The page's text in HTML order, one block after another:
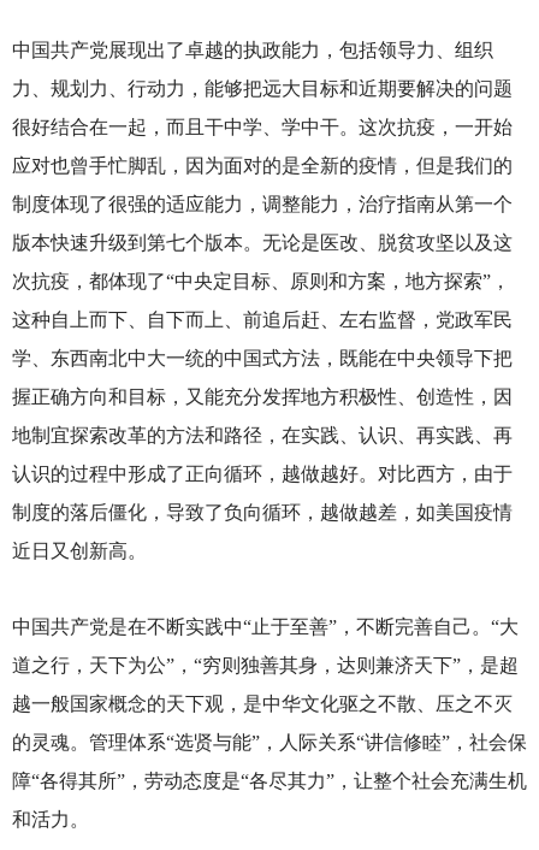
中国共产党展现出了卓越的执政能力，包括领导力、组织
力、规划力、行动力，能够把远大目标和近期要解决的问题
很好结合在一起，而且干中学、学中干。这次抗疫，一开始
应对也曾手忙脚乱，因为面对的是全新的疫情，但是我们的
制度体现了很强的适应能力，调整能力，治疗指南从第一个
版本快速升级到第七个版本。无论是医改、脱贫攻坚以及这
次抗疫，都体现了“中央定目标、原则和方案，地方探索”，
这种自上而下、自下而上、前追后赶、左右监督，党政军民
学、东西南北中大一统的中国式方法，既能在中央领导下把
握正确方向和目标，又能充分发挥地方积极性、创造性，因
地制宜探索改革的方法和路径，在实践、认识、再实践、再
认识的过程中形成了正向循环，越做越好。对比西方，由于
制度的落后僵化，导致了负向循环，越做越差，如美国疫情
近日又创新高。
中国共产党是在不断实践中“止于至善”，不断完善自己。“大
道之行，天下为公”，“穷则独善其身，达则兼济天下”，是超
越一般国家概念的天下观，是中华文化驱之不散、压之不灭
的灵魂。管理体系“选贤与能”，人际关系“讲信修睦”，社会保
障“各得其所”，劳动态度是“各尽其力”，让整个社会充满生机
和活力。